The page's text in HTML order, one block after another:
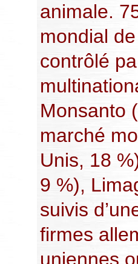
animale.
mondial
contrôlé
Monsanto
marché
Unis, 18
9 %),
suivis
firmes
uniennes